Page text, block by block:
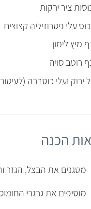
כוס עלי פטרוזיליה קצוצים
ירוק ועלי כוסברה
הכנה
מטגנים את הבצל, הגזר והסלרי בסיר במשך 10 דקות.
מוסיפים את גרגרי